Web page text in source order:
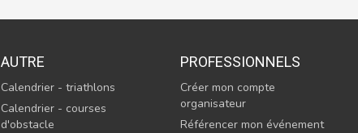
AUTRE
Calendrier - triathlons
Calendrier - courses
d'obstacle
PROFESSIONNELS
Créer mon compte
organisateur
Référencer mon événement